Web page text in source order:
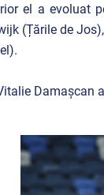
el a evoluat
(Țările de
Damașcan